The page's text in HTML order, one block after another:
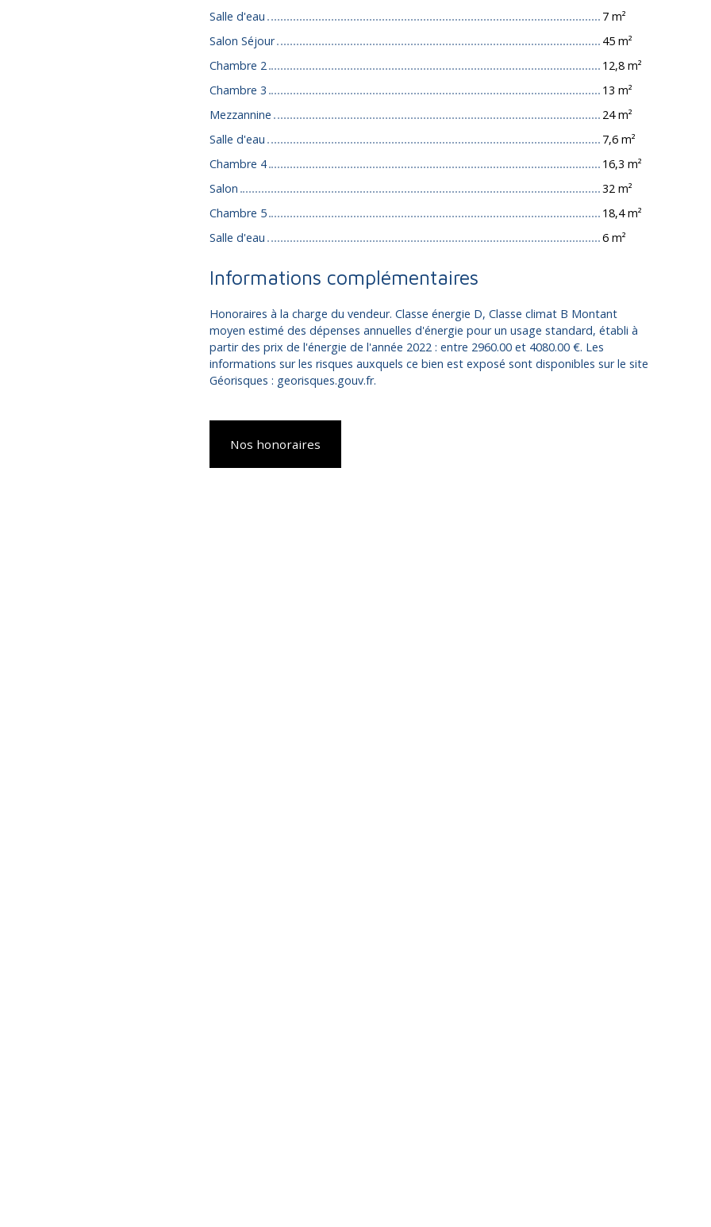
Salle d'eau
7 m²
Salon Séjour
45 m²
Chambre 2
12,8 m²
Chambre 3
13 m²
Mezzannine
24 m²
Salle d'eau
7,6 m²
Chambre 4
16,3 m²
Salon
32 m²
Chambre 5
18,4 m²
Salle d'eau
6 m²
Informations complémentaires
Honoraires à la charge du vendeur. Classe énergie D, Classe climat B Montant
moyen estimé des dépenses annuelles d'énergie pour un usage standard, établi à
partir des prix de l'énergie de l'année 2022 : entre 2960.00 et 4080.00 €. Les
informations sur les risques auxquels ce bien est exposé sont disponibles sur le site
Géorisques : georisques.gouv.fr.
Nos honoraires